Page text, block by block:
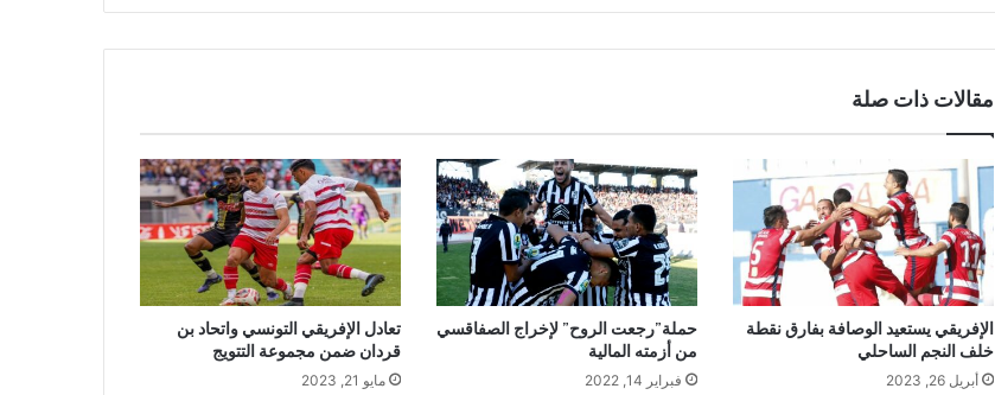
مقالات ذات صلة
الإفريقي يستعيد الوصافة بفارق نقطة
خلف النجم الساحلي
أبريل 26, 2023
حملة”رجعت الروح” لإخراج الصفاقسي
من أزمته المالية
فبراير 14, 2022
تعادل الإفريقي التونسي واتحاد بن
قردان ضمن مجموعة التتويج
مايو 21, 2023